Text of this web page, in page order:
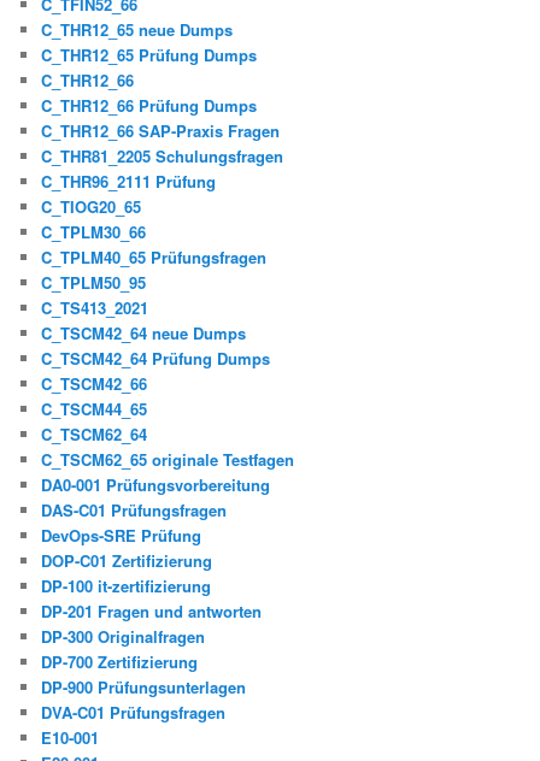
C_THR12_65 neue Dumps
C_THR12_65 Prüfung Dumps
C_THR12_66
C_THR12_66 Prüfung Dumps
C_THR12_66 SAP-Praxis Fragen
C_THR81_2205 Schulungsfragen
C_THR96_2111 Prüfung
C_TIOG20_65
C_TPLM30_66
C_TPLM40_65 Prüfungsfragen
C_TPLM50_95
C_TS413_2021
C_TSCM42_64 neue Dumps
C_TSCM42_64 Prüfung Dumps
C_TSCM42_66
C_TSCM44_65
C_TSCM62_64
C_TSCM62_65 originale Testfagen
DA0-001 Prüfungsvorbereitung
DAS-C01 Prüfungsfragen
DevOps-SRE Prüfung
DOP-C01 Zertifizierung
DP-100 it-zertifizierung
DP-201 Fragen und antworten
DP-300 Originalfragen
DP-700 Zertifizierung
DP-900 Prüfungsunterlagen
DVA-C01 Prüfungsfragen
E10-001